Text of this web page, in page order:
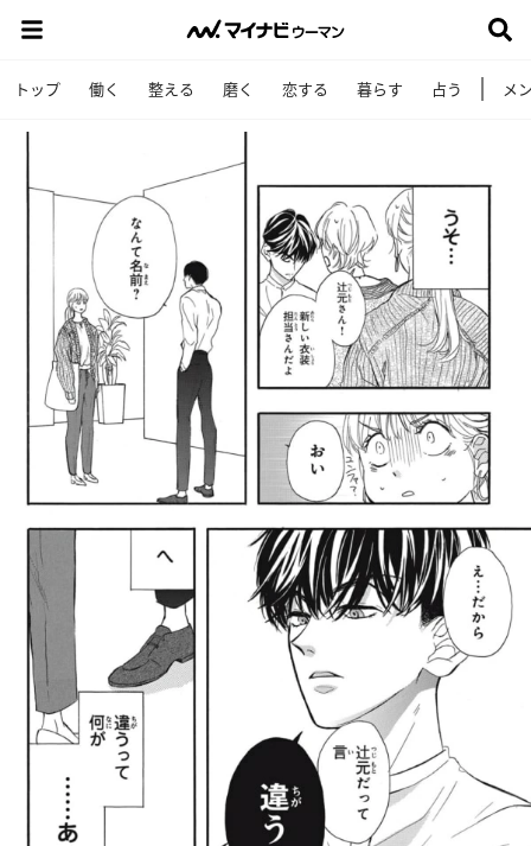
トップ 働く 整える 磨く 恋する 暮らす 占う メ